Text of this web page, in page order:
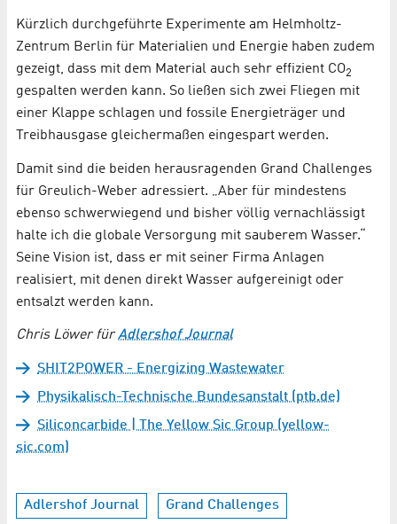
Kürzlich durchgeführte Experimente am Helmholtz-
Zentrum Berlin für Materialien und Energie haben zudem
gezeigt, dass mit dem Material auch sehr effizient CO2
gespalten werden kann. So ließen sich zwei Fliegen mit
einer Klappe schlagen und fossile Energieträger und
Treibhausgase gleichermaßen eingespart werden.
Damit sind die beiden herausragenden Grand Challenges
für Greulich-Weber adressiert. „Aber für mindestens
ebenso schwerwiegend und bisher völlig vernachlässigt
halte ich die globale Versorgung mit sauberem Wasser.“
Seine Vision ist, dass er mit seiner Firma Anlagen
realisiert, mit denen direkt Wasser aufgereinigt oder
entsalzt werden kann.
Chris Löwer fürAdlershof Journal
SHIT2POWER - Energizing Wastewater
Physikalisch-Technische Bundesanstalt (ptb.de)
Siliconcarbide | The Yellow Sic Group (yellow-
sic.com)
Adlershof Journal Grand Challenges